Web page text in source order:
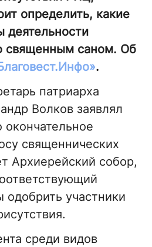
определить, какие
деятельности
священным саном. Об
.
патриарха
Волков заявлял
священнических
Архиерейский собор,
участники
среди видов